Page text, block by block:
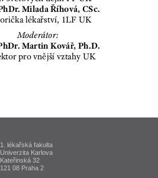
Univerzita Karlova v Praze
1. lékařská fakulta
Univerzita Karlova
Kateřinská 32
121 08 Praha 2